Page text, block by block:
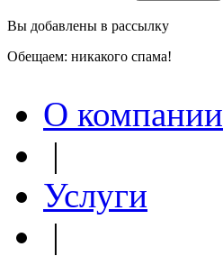
Вы добавлены в рассылку
Обещаем: никакого спама!
О компании
|
Услуги
|